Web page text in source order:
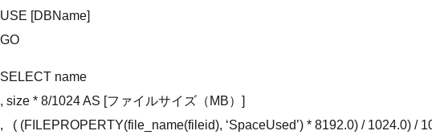
USE [DBName]
GO
SELECT name
, size * 8/1024 AS [ファイルサイズ（MB）]
, ( (FILEPROPERTY(file_name(fileid), ‘SpaceUsed’) * 8192.0) / 1024.0) /